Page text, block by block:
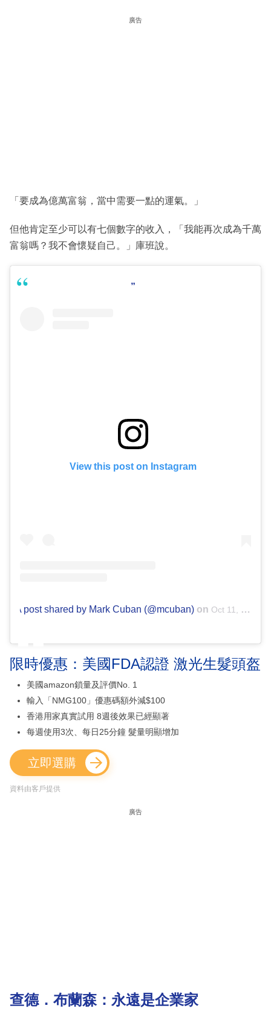
廣告
「要成為億萬富翁，當中需要一點的運氣。」
但他肯定至少可以有七個數字的收入，「我能再次成為千萬
富翁嗎？我不會懷疑自己。」庫班說。
View this post on Instagram
A post shared by Mark Cuban (@mcuban)on Oct 11, 2018 at 8:17pm PDT
限時優惠：美國FDA認證 激光生髮頭盔
美國amazon鎖量及評價No. 1
輸入「NMG100」優惠碼額外減$100
香港用家真實試用 8週後效果已經顯著
每週使用3次、每日25分鐘 髮量明顯增加
立即選購
資料由客戶提供
廣告
查德．布蘭森：永遠是企業家